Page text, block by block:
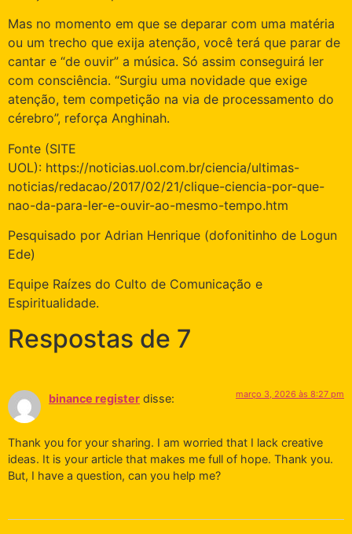
Mas no momento em que se deparar com uma matéria
ou um trecho que exija atenção, você terá que parar de
cantar e “de ouvir” a música. Só assim conseguirá ler
com consciência. “Surgiu uma novidade que exige
atenção, tem competição na via de processamento do
cérebro”, reforça Anghinah.
Fonte (SITE
UOL): https://noticias.uol.com.br/ciencia/ultimas-
noticias/redacao/2017/02/21/clique-ciencia-por-que-
nao-da-para-ler-e-ouvir-ao-mesmo-tempo.htm
Pesquisado por Adrian Henrique (dofonitinho de Logun
Ede)
Equipe Raízes do Culto de Comunicação e
Espiritualidade.
Respostas de 7
binance register disse: março 3, 2026 às 8:27 pm
Thank you for your sharing. I am worried that I lack creative
ideas. It is your article that makes me full of hope. Thank you.
But, I have a question, can you help me?